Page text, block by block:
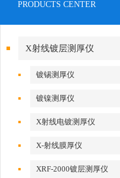
PRODUCTS CENTER
X射线镀层测厚仪
镀锡测厚仪
镀镍测厚仪
X射线电镀测厚仪
X-射线膜厚仪
XRF-2000镀层测厚仪